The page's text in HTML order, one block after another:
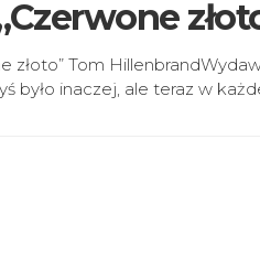
złoto” Tom
było inaczej, ale teraz w